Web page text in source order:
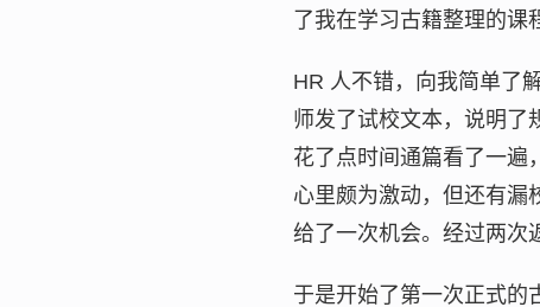
了我在学习古籍整理的课
HR 人不错，向我简单了
师发了试校文本，说明了
花了点时间通篇看了一遍
心里颇为激动，但还有漏
给了一次机会。经过两次
于是开始了第一次正式的